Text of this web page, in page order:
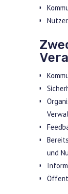
Nutzer.
und